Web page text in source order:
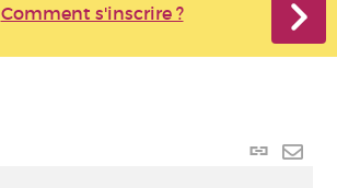
Comment s'inscrire ?
Lien